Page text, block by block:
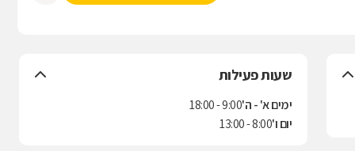
שעות פעילות
ימים א' - ה'9:00 - 18:00
יום ו'8:00 - 13:00